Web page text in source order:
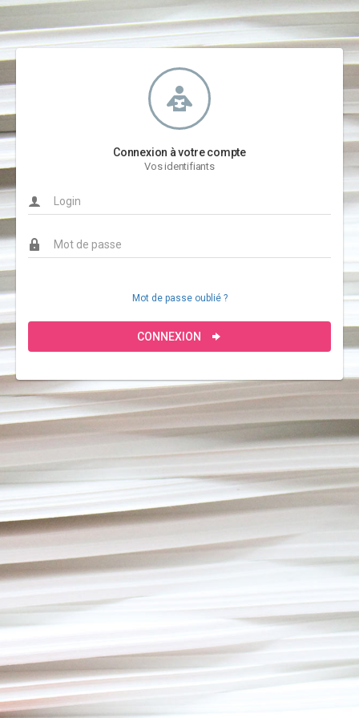
Connexion à votre compte
Vos identifiants
Mot de passe oublié ?
CONNEXION